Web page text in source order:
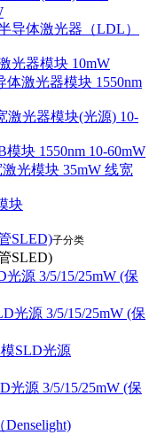
导体激光器（LDL）
光器模块 10mW
激光器模块 1550nm
激光器模块(光源) 10-
块 1550nm 10-60mW
光模块 35mW 线宽
块
SLED)子分类
SLED)
源 3/5/15/25mW (保
光源 3/5/15/25mW (保
SLD光源
光源 3/5/15/25mW (保
Denselight)